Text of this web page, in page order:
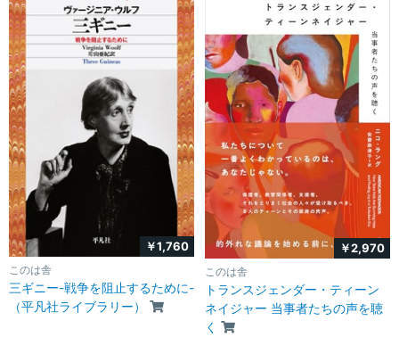
￥1,760
このは舎
三ギニー-戦争を阻止するために-
（平凡社ライブラリー）
￥2,970
このは舎
トランスジェンダー・ティーン
ネイジャー 当事者たちの声を聴
く